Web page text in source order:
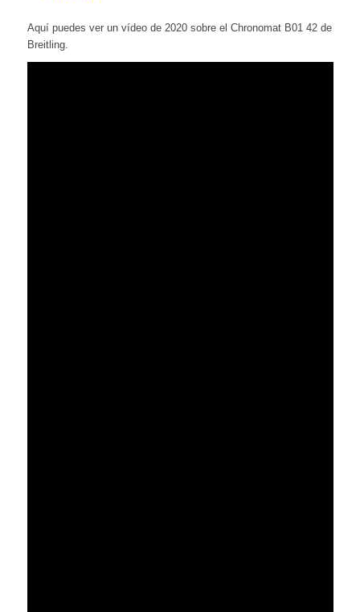
Aquí puedes ver un vídeo de 2020 sobre el Chronomat B01 42 de
Breitling.